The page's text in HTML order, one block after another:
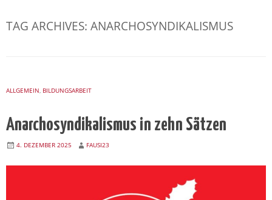
TAG ARCHIVES: ANARCHOSYNDIKALISMUS
ALLGEMEIN, BILDUNGSARBEIT
Anarchosyndikalismus in zehn Sätzen
4. DEZEMBER 2025 FAUSI23